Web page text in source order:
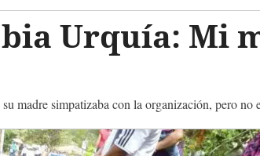
Urquía: Mi
madre simpatizaba con la organización, pero